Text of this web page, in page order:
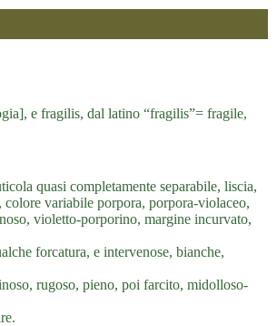
e fragilis, dal latino “fragilis”= fragile,
quasi completamente separabile, liscia,
variabile porpora, porpora-violaceo,
violetto-porporino, margine incurvato,
forcatura, e intervenose, bianche,
rugoso, pieno, poi farcito, midolloso-